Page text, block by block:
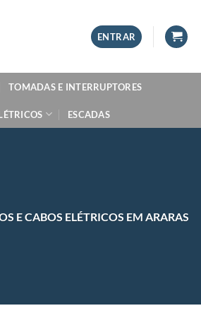
ENTRAR
TOMADAS E INTERRUPTORES
ESCADAS
E CABOS ELÉTRICOS EM ARARAS